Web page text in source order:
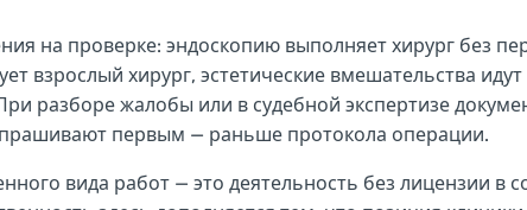
на проверке: эндоскопию выполняет хирург без
взрослый хирург, эстетические вмешательства
разборе жалобы или в судебной экспертизе
первым — раньше протокола операции.
вида работ — это деятельность без лицензии в